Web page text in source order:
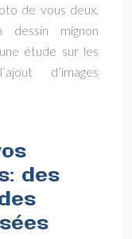
de vous deux,
dessin mignon
étude sur les
d’images
des